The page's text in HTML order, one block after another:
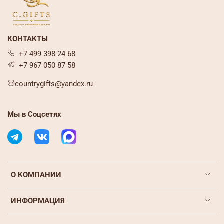
О КОМПАНИИ
ИНФОРМАЦИЯ
КОНТАКТЫ
+7 499 398 24 68
+7 967 050 87 58
countrygifts@yandex.ru
Мы в Соцсетях